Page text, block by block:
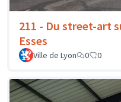
211 - Du street-art
Esses
Ville de Lyon 0 0